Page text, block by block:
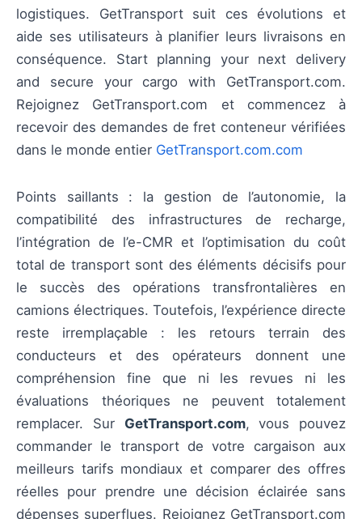
logistiques. GetTransport suit ces évolutions et
aide ses utilisateurs à planifier leurs livraisons en
conséquence. Start planning your next delivery
and secure your cargo with GetTransport.com.
Rejoignez GetTransport.com et commencez à
recevoir des demandes de fret conteneur vérifiées
dans le monde entier GetTransport.com.com
Points saillants : la gestion de l’autonomie, la
compatibilité des infrastructures de recharge,
l’intégration de l’e-CMR et l’optimisation du coût
total de transport sont des éléments décisifs pour
le succès des opérations transfrontalières en
camions électriques. Toutefois, l’expérience directe
reste irremplaçable : les retours terrain des
conducteurs et des opérateurs donnent une
compréhension fine que ni les revues ni les
évaluations théoriques ne peuvent totalement
remplacer. Sur GetTransport.com, vous pouvez
commander le transport de votre cargaison aux
meilleurs tarifs mondiaux et comparer des offres
réelles pour prendre une décision éclairée sans
dépenses superflues. Rejoignez GetTransport.com